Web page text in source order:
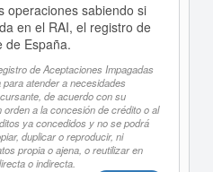
operaciones sabiendo si
en el RAI, el registro de
de España.
de Aceptaciones Impagadas
atender a necesidades
de acuerdo con su
a la concesión de crédito o al
ya concedidos y no se podrá
duplicar o reproducir, ni
propia o ajena, o reutilizar en
o indirecta.